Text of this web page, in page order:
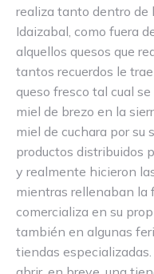
realiza tanto dentro de
Idaizabal, como fuera
alquellos quesos que
tantos recuerdos le
queso fresco tal cual
miel de brezo en la
miel de cuchara por su
productos distribuidos
y realmente hicieron
mientras rellenaban la
comercializa en su
también en algunas
tiendas